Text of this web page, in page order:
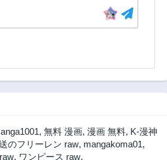
3ヶ月前
第33話
3ヶ月前
, 無料 漫画, 漫画 無料, K-漫神
のフリーレン raw, mangakoma01,
, ワンピース raw,